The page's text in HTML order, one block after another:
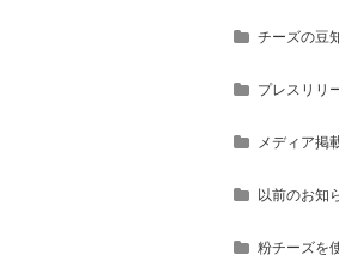
チーズの豆
プレスリリ
メディア掲
以前のお知
粉チーズを